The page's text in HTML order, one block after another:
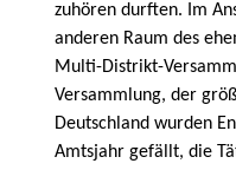
zuhören durften. Im
anderen Raum des
Multi-Distrikt-
Versammlung, der
Deutschland wurden
Amtsjahr gefällt, die